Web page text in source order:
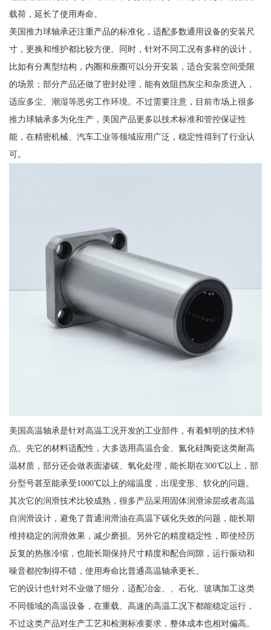
载荷，延长了使用寿命。
美国推力球轴承还注重产品的标准化，适配多数通用设备的安装尺
寸，更换和维护都比较方便。同时，针对不同工况有多样的设计，
比如有分离型结构，内圈和座圈可以分开安装，适合安装空间受限
的场景；部分产品还做了密封处理，能有效阻挡灰尘和杂质进入，
适应多尘、潮湿等恶劣工作环境。不过需要注意，目前市场上很多
推力球轴承多为化生产，美国产品更多以技术标准和管控保证性
能，在精密机械、汽车工业等领域应用广泛，稳定性得到了行业认
可。
美国高温轴承是针对高温工况开发的工业部件，有着鲜明的技术特
点。先它的材料适配性，大多选用高温合金、氮化硅陶瓷这类耐高
温材质，部分还会做表面渗碳、氧化处理，能长期在300℃以上，部
分型号甚至能承受1000℃以上的端温度，出现变形、软化的问题。
其次它的润滑技术比较成熟，很多产品采用固体润滑涂层或者高温
自润滑设计，避免了普通润滑油在高温下碳化失效的问题，能长期
维持稳定的润滑效果，减少磨损。另外它的精度稳定性，即使经历
反复的热胀冷缩，也能长期保持尺寸精度和配合间隙，运行振动和
噪音都控制得不错，使用寿命比普通高温轴承更长。
它的设计也针对不业做了细分，适配冶金、、石化、玻璃加工这类
不同领域的高温设备，在重载、高速的高温工况下都能稳定运行，
不过这类产品对生产工艺和检测标准要求，整体成本也相对偏高。